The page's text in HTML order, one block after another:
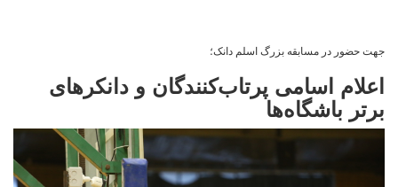
جهت حضور در مسابقه بزرگ اسلم دانک؛
اعلام اسامی پرتاب‌کنندگان و دانکرهای
برتر باشگاه‌ها